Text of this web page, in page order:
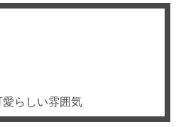
愛らしい雰囲気